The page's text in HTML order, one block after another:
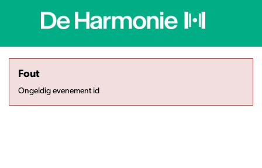
Fout
Ongeldig evenement id